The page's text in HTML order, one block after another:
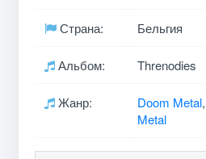
Страна: Бельгия
Альбом: Threnodies
Жанр: Doom Metal,
Metal